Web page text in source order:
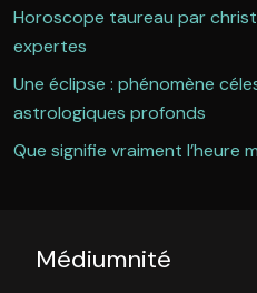
Horoscope taureau par
expertes
Une éclipse : phénomène
astrologiques profonds
Que signifie vraiment l’heure
Médiumnité